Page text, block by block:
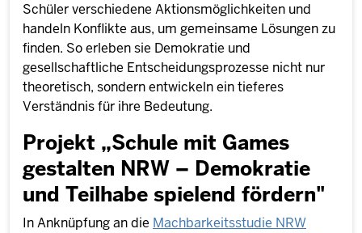
Schüler verschiedene Aktionsmöglichkeiten und
handeln Konflikte aus, um gemeinsame Lösungen zu
finden. So erleben sie Demokratie und
gesellschaftliche Entscheidungsprozesse nicht nur
theoretisch, sondern entwickeln ein tieferes
Verständnis für ihre Bedeutung.
Projekt „Schule mit Games
gestalten NRW – Demokratie
und Teilhabe spielend fördern"
In Anknüpfung an die Machbarkeitsstudie NRW